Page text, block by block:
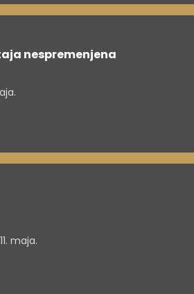
nespremenjena
maja.